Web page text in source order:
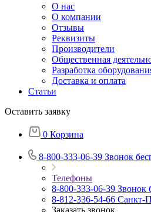
О нас
О компании
Отзывы
Реквизиты
Производители
Общественная
Разработка
Доставка и оплата
Статьи
Оставить заявку
0 Корзина
8-800-333-06-39 Звонок
Телефоны
8-800-333-06-39 Звонок
8-812-336-54-66 Санкт-
Заказать звонок